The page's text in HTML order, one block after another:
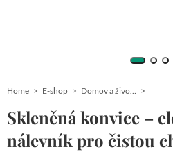
Home E-shop Domov a životní styl
Skleněná konvice –
nálevník pro čistou